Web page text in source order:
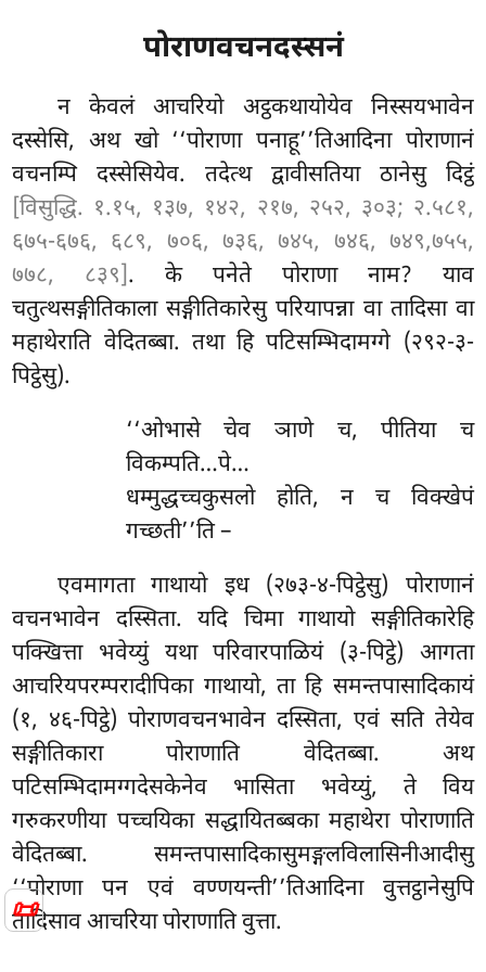
📜
पोराणवचनदस्सनं
न केवलं आचरियो अट्ठकथायोयेव निस्सयभावेन
दस्सेसि, अथ खो ‘‘पोराणा पनाहू’’तिआदिना पोराणानं
वचनम्पि दस्सेसियेव. तदेत्थ द्वावीसतिया ठानेसु दिट्ठं
[विसुद्धि. १.१५, १३७, १४२, २१७, २५२, ३०३; २.५८१,
६७५-६७६, ६८९, ७०६, ७३६, ७४५, ७४६, ७४९,७५५,
७७८, ८३९]. के पनेते पोराणा नाम? याव
चतुत्थसङ्गीतिकाला सङ्गीतिकारेसु परियापन्ना वा तादिसा वा
महाथेराति वेदितब्बा. तथा हि पटिसम्भिदामग्गे (२९२-३-
पिट्ठेसु).
‘‘ओभासे चेव ञाणे च, पीतिया च
विकम्पति…पे…
धम्मुद्धच्चकुसलो होति, न च विक्खेपं
गच्छती’’ति –
एवमागता गाथायो इध (२७३-४-पिट्ठेसु) पोराणानं
वचनभावेन दस्सिता. यदि चिमा गाथायो सङ्गीतिकारेहि
पक्खित्ता भवेय्युं यथा परिवारपाळियं (३-पिट्ठे) आगता
आचरियपरम्परादीपिका गाथायो, ता हि समन्तपासादिकायं
(१, ४६-पिट्ठे) पोराणवचनभावेन दस्सिता, एवं सति तेयेव
सङ्गीतिकारा पोराणाति वेदितब्बा. अथ
पटिसम्भिदामग्गदेसकेनेव भासिता भवेय्युं, ते विय
गरुकरणीया पच्चयिका सद्धायितब्बका महाथेरा पोराणाति
वेदितब्बा. समन्तपासादिकासुमङ्गलविलासिनीआदीसु
‘‘पोराणा पन एवं वण्णयन्ती’’तिआदिना वुत्तट्ठानेसुपि
तादिसाव आचरिया पोराणाति वुत्ता.